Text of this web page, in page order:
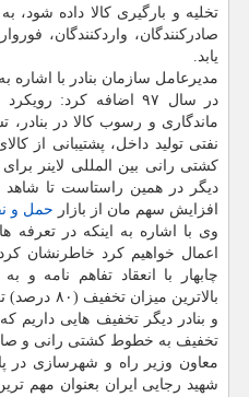
تخلیه و بارگیری كالا داده شود،
صادركنندگان، واردكنندگان،
یابد.
مدیرعامل سازمان بنادر با اشاره
در سال ۹۷ اضافه كرد:
ماندگاری و رسوب كالا در بنادر،
نفتی تولید داخل، پشتیبانی از
كشتی رانی بین المللی لاینر
دیگر در همین راستاست تا
افزایش سهم مان از بازار حمل و
اعمال خواهیم كرد خاطرنشان
چابهار با انعقاد تفاهم نامه
بالاترین
تخفیف به خطوط كشتی رانی و
معاون وزیر راه و شهرسازی در
شهید رجایی ایران بعنوان مهم